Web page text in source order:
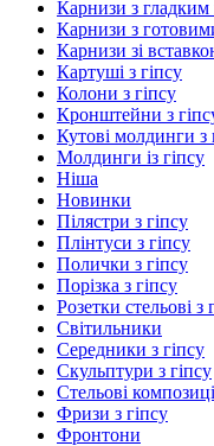
Карнизи з гладким
Карнизи з
Карнизи зі
Картуші з гіпсу
Колони з гіпсу
Кронштейни з
Кутові молдинги
Молдинги із гіпсу
Ніша
Новинки
Пілястри з гіпсу
Плінтуси з гіпсу
Полички з гіпсу
Порізка з гіпсу
Розетки стельові з
Світильники
Середники з гіпсу
Скульптури з гіпсу
Стельові
Фризи з гіпсу
Фронтони